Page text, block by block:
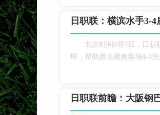
日职联：横滨水手
北京时间8月7日，日职
球，帮助鹿岛鹿角客场4‑3
日职联前瞻：大阪钢